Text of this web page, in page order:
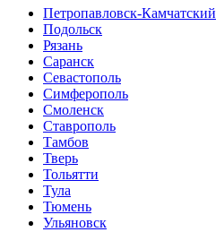
Петропавловск-Камчатский
Подольск
Рязань
Саранск
Севастополь
Симферополь
Смоленск
Ставрополь
Тамбов
Тверь
Тольятти
Тула
Тюмень
Ульяновск